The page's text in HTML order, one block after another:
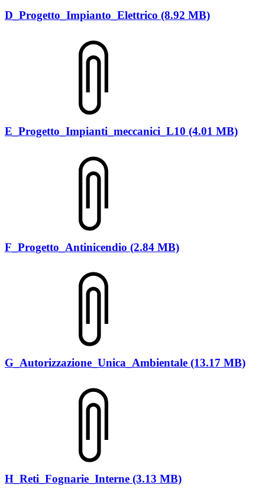
D_Progetto_Impianto_Elettrico (8.92 MB)
E_Progetto_Impianti_meccanici_L10 (4.01 MB)
F_Progetto_Antinicendio (2.84 MB)
G_Autorizzazione_Unica_Ambientale (13.17 MB)
H_Reti_Fognarie_Interne (3.13 MB)